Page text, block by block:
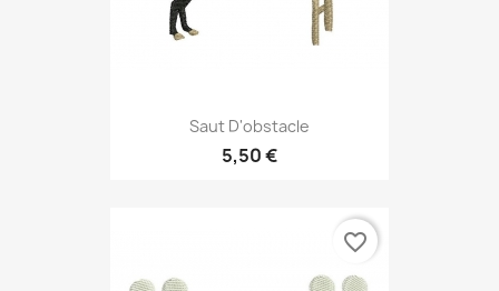
Saut D'obstacle
5,50 €
favorite_border